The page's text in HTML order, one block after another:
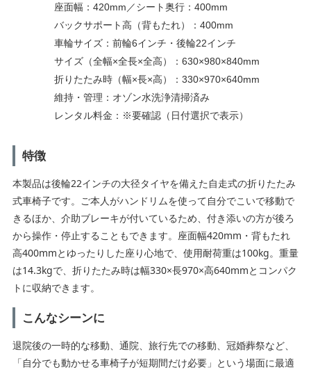
座面幅：420mm／シート奥行：400mm
バックサポート高（背もたれ）：400mm
車輪サイズ：前輪6インチ・後輪22インチ
サイズ（全幅×全長×全高）：630×980×840mm
折りたたみ時（幅×長×高）：330×970×640mm
維持・管理：オゾン水洗浄清掃済み
レンタル料金：※要確認（日付選択で表示）
特徴
本製品は後輪22インチの大径タイヤを備えた自走式の折りたたみ
式車椅子です。ご本人がハンドリムを使って自分でこいで移動で
きるほか、介助ブレーキが付いているため、付き添いの方が後ろ
から操作・停止することもできます。座面幅420mm・背もたれ
高400mmとゆったりした座り心地で、使用耐荷重は100kg。重量
は14.3kgで、折りたたみ時は幅330×長970×高640mmとコンパク
トに収納できます。
こんなシーンに
退院後の一時的な移動、通院、旅行先での移動、冠婚葬祭など、
「自分でも動かせる車椅子が短期間だけ必要」という場面に最適